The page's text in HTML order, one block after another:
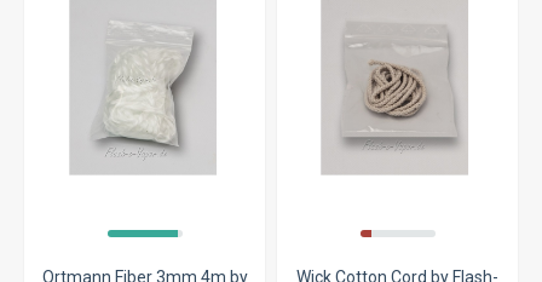
Ortmann Fiber 3mm 4m by
Wick Cotton Cord by Flash-